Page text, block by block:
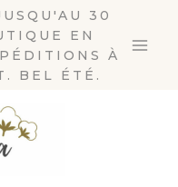
30
EN
À
BEL ÉTÉ.